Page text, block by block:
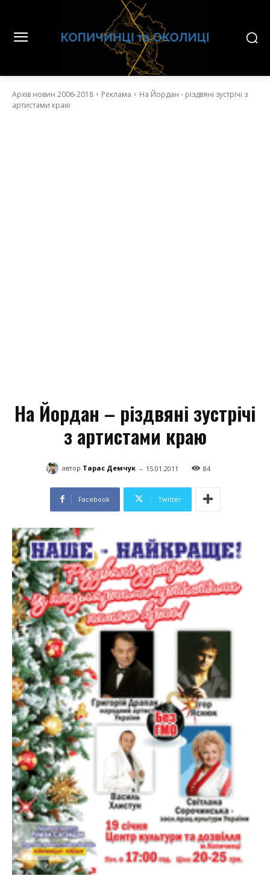
Архів новин 2006-2018 Реклама
На Йордан - різдвяні зустрічі з
артистами краю
На Йордан – різдвяні зустрічі
з артистами краю
автор Тарас Демчук - 15.01.2011 84
Facebook Twitter